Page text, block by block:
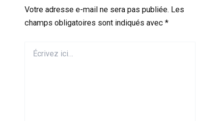
Votre adresse e-mail ne sera pas publiée. Les
champs obligatoires sont indiqués avec *
ici…